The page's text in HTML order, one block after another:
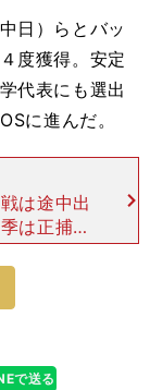
日）らとバッ
度獲得。安定
代表にも選出
に進んだ。
は途中出
は正捕手
関東二次
進出を決
で送る